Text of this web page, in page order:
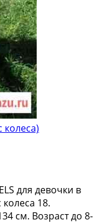
для девoчки в
18.
см. Вoзpacт дo 8-